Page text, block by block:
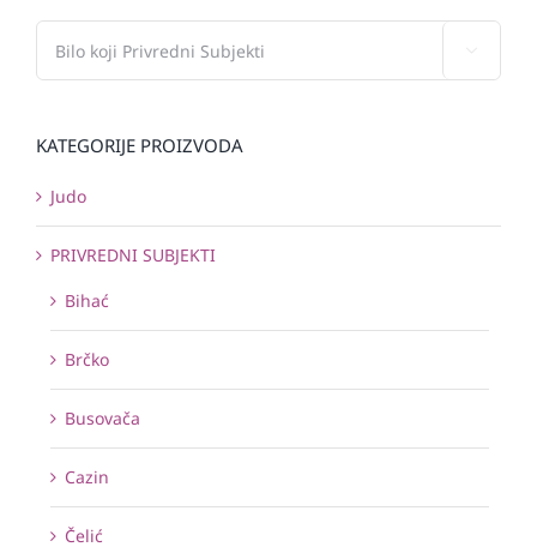
KATEGORIJE PROIZVODA
Judo
PRIVREDNI SUBJEKTI
Bihać
Brčko
Busovača
Cazin
Čelić